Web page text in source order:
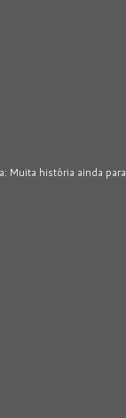
Muita história ainda para